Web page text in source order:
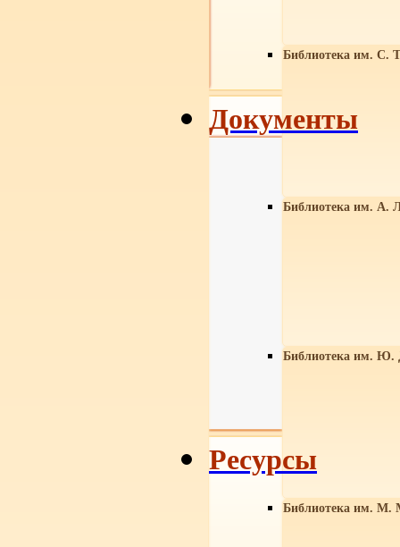
Библиотека им. С.
Библиотека им. А.
Библиотека им. Ю.
Библиотека им. М.
Документы
Ресурсы